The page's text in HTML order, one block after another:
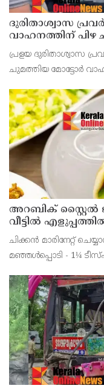
ദുരിതാശ്വാസ
വാഹനത്തിന് പിഴ
സസ്പെൻഷൻ
പ്രളയ ദുരിതാശ്വാസ
ചുമത്തിയ മോട്ടോർ
ലൈജുവിനെയാണ്
അറബിക് സ്റ്റൈൽ
വീട്ടിൽ
ചിക്കൻ മാരിനേറ്റ്
മഞ്ഞൾപ്പൊടി - 1¼